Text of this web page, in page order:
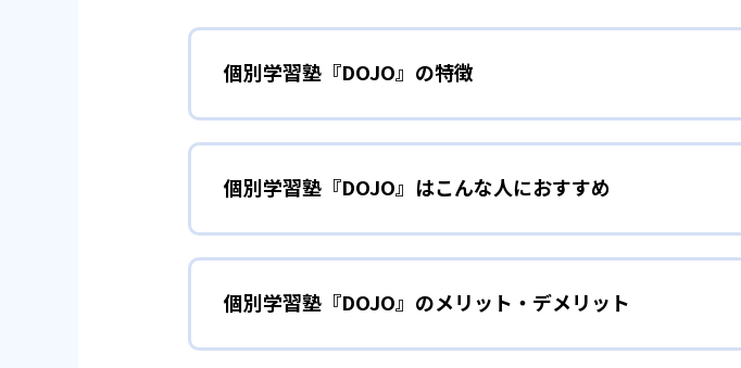
個別学習塾『DOJO』の特徴
1 AI搭載タブレット学習
AIを搭載したタブレットが、事前の学習診断テストで「どこでつ
に出題するため、無駄なく着実に基礎力を固められる。算数の
めることが可能だ。
2 専任講師のサポート
個別学習塾『DOJO』はこんな人におすすめ
算数の計算や国語の漢字・語彙、英語の英単語学習によって基
個別学習塾『DOJO』のメリット・デメリット